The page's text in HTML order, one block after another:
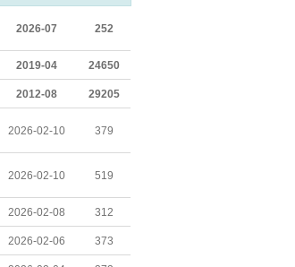
2026-07 252
2019-04 24650
2012-08 29205
2026-02-10 379
2026-02-10 519
2026-02-08 312
2026-02-06 373